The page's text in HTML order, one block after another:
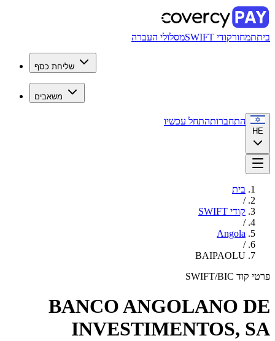
ביתתמחורקודי SWIFT מסלולי העברה
שליחת כסף
משאבים
HE
התחברותהתחל עכשיו
בית
/
קודי SWIFT
/
Angola
/
BAIPAOLU
פרטי קוד SWIFT/BIC
BANCO ANGOLANO DE
INVESTIMENTOS, SA